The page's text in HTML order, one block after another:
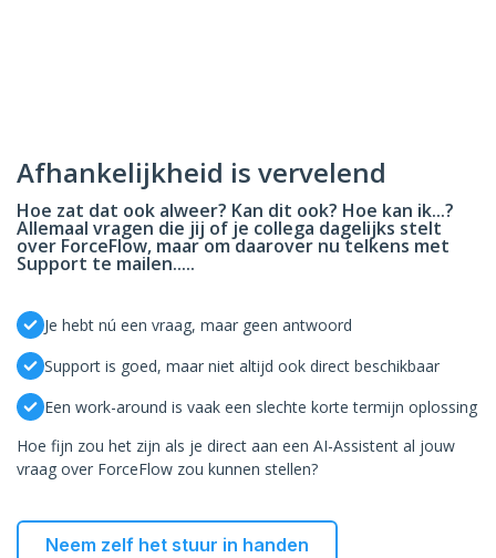
Afhankelijkheid is vervelend
Hoe zat dat ook alweer? Kan dit ook? Hoe kan ik...?
Allemaal vragen die jij of je collega dagelijks stelt
over ForceFlow, maar om daarover nu telkens met
Support te mailen.....
Je hebt nú een vraag, maar geen antwoord
Support is goed, maar niet altijd ook direct beschikbaar
Een work-around is vaak een slechte korte termijn oplossing
Hoe fijn zou het zijn als je direct aan een AI-Assistent al jouw
vraag over ForceFlow zou kunnen stellen?
Neem zelf het stuur in handen